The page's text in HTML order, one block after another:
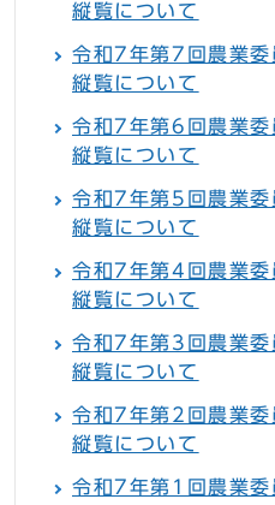
縦覧について
令和7年第7回農業委
縦覧について
令和7年第6回農業委
縦覧について
令和7年第5回農業委
縦覧について
令和7年第4回農業委
縦覧について
令和7年第3回農業委
縦覧について
令和7年第2回農業委
縦覧について
令和7年第1回農業委